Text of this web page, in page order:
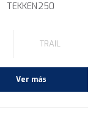
TEKKEN250
TRAIL
Ver más